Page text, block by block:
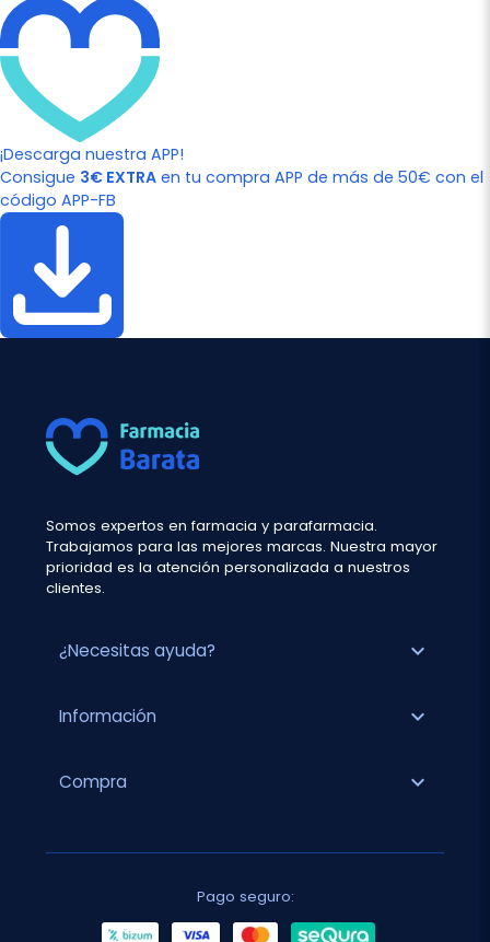
¡Descarga nuestra APP!
Consigue 3€ EXTRA en tu compra APP de más de 50€ con el
código APP-FB
Somos expertos en farmacia y parafarmacia.
Trabajamos para las mejores marcas. Nuestra mayor
prioridad es la atención personalizada a nuestros
clientes.
¿Necesitas ayuda? expand_more
Información expand_more
Compra expand_more
Pago seguro: